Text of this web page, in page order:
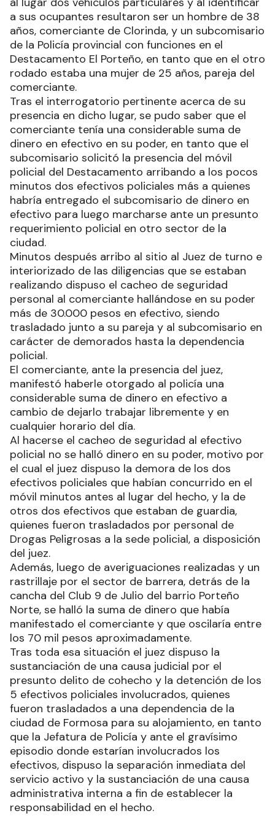
a sus ocupantes resultaron ser un hombre de 38
años, comerciante de Clorinda, y un subcomisario
de la Policía provincial con funciones en el
Destacamento El Porteño, en tanto que en el otro
rodado estaba una mujer de 25 años, pareja del
comerciante.
Tras el interrogatorio pertinente acerca de su
presencia en dicho lugar, se pudo saber que el
comerciante tenía una considerable suma de
dinero en efectivo en su poder, en tanto que el
subcomisario solicitó la presencia del móvil
policial del Destacamento arribando a los pocos
minutos dos efectivos policiales más a quienes
habría entregado el subcomisario de dinero en
efectivo para luego marcharse ante un presunto
requerimiento policial en otro sector de la
ciudad.
Minutos después arribo al sitio al Juez de turno e
interiorizado de las diligencias que se estaban
realizando dispuso el cacheo de seguridad
personal al comerciante hallándose en su poder
más de 30.000 pesos en efectivo, siendo
trasladado junto a su pareja y al subcomisario en
carácter de demorados hasta la dependencia
policial.
El comerciante, ante la presencia del juez,
manifestó haberle otorgado al policía una
considerable suma de dinero en efectivo a
cambio de dejarlo trabajar libremente y en
cualquier horario del día.
Al hacerse el cacheo de seguridad al efectivo
policial no se halló dinero en su poder, motivo por
el cual el juez dispuso la demora de los dos
efectivos policiales que habían concurrido en el
móvil minutos antes al lugar del hecho, y la de
otros dos efectivos que estaban de guardia,
quienes fueron trasladados por personal de
Drogas Peligrosas a la sede policial, a disposición
del juez.
Además, luego de averiguaciones realizadas y un
rastrillaje por el sector de barrera, detrás de la
cancha del Club 9 de Julio del barrio Porteño
Norte, se halló la suma de dinero que había
manifestado el comerciante y que oscilaría entre
los 70 mil pesos aproximadamente.
Tras toda esa situación el juez dispuso la
sustanciación de una causa judicial por el
presunto delito de cohecho y la detención de los
5 efectivos policiales involucrados, quienes
fueron trasladados a una dependencia de la
ciudad de Formosa para su alojamiento, en tanto
que la Jefatura de Policía y ante el gravísimo
episodio donde estarían involucrados los
efectivos, dispuso la separación inmediata del
servicio activo y la sustanciación de una causa
administrativa interna a fin de establecer la
responsabilidad en el hecho.